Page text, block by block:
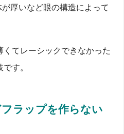
厚いなど眼の構造によって
てレーシックできなかった
す。
ラップを作らない